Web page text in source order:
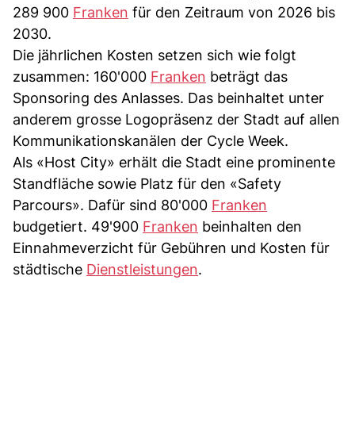
289 900 Franken für den Zeitraum von 2026 bis
2030.
Die jährlichen Kosten setzen sich wie folgt
zusammen: 160'000 Franken beträgt das
Sponsoring des Anlasses. Das beinhaltet unter
anderem grosse Logopräsenz der Stadt auf allen
Kommunikationskanälen der Cycle Week.
Als «Host City» erhält die Stadt eine prominente
Standfläche sowie Platz für den «Safety
Parcours». Dafür sind 80'000 Franken
budgetiert. 49'900 Franken beinhalten den
Einnahmeverzicht für Gebühren und Kosten für
städtische Dienstleistungen.